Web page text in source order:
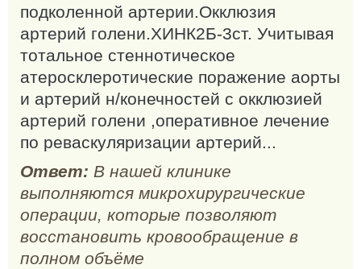
подколенной артерии.Окклюзия
артерий голени.ХИНК2Б-3ст. Учитывая
тотальное стеннотическое
атеросклеротические поражение аорты
и артерий н/конечностей с окклюзией
артерий голени ,оперативное лечение
по реваскуляризации артерий...
Ответ: В нашей клинике
выполняются микрохирургические
операции, которые позволяют
восстановить кровообращение в
полном объёме